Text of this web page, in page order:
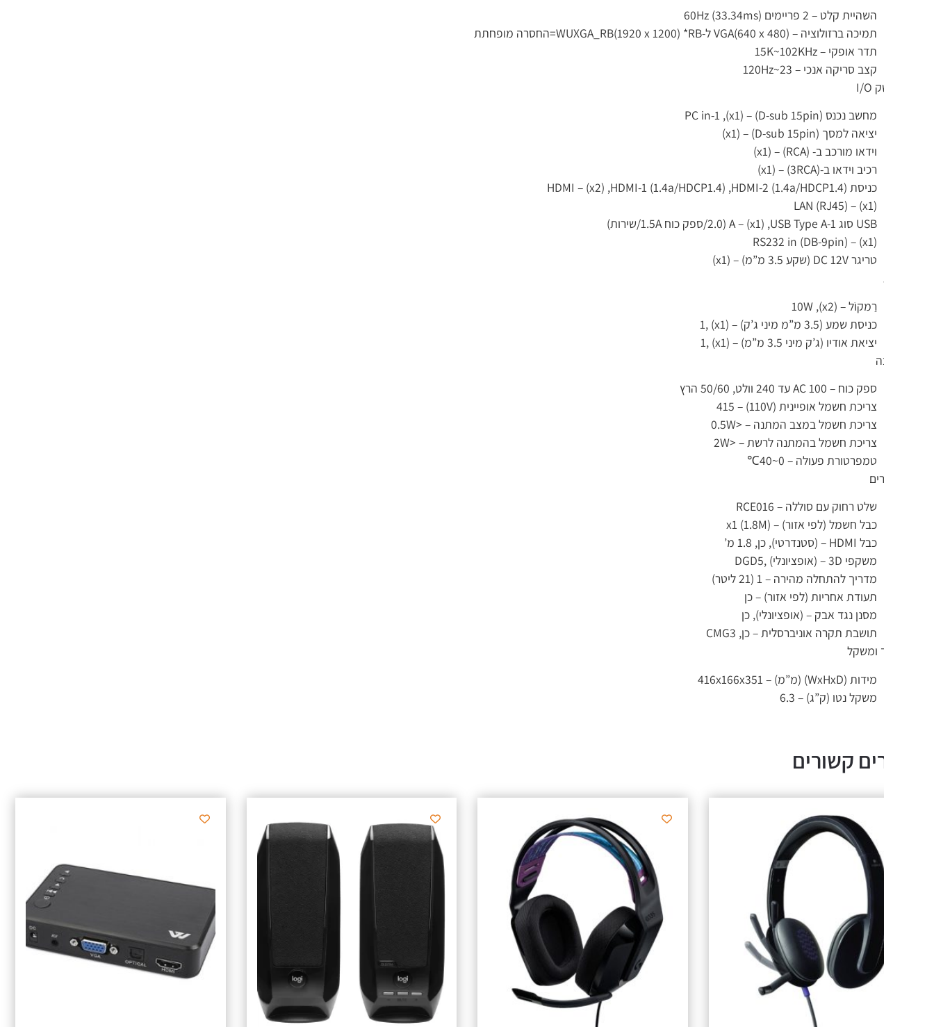
השהיית קלט – 2 פריימים (33.34ms) 60Hz
תמיכה ברזולוציה – VGA(640 x 480) ל-WUXGA_RB(1920 x 1200) *RB=החסרה מופחתת
תדר אופקי – 15K~102KHz
קצב סריקה אנכי – 23~120Hz
מחשב נכנס (D-sub 15pin) – (x1), PC in-1
יציאה למסך (D-sub 15pin) – (x1)
וידאו מורכב ב- (RCA) – (x1)
רכיב וידאו ב-(3RCA) – (x1)
LAN (RJ45) – (x1)
RS232 in (DB-9pin) – (x1)
כניסת שמע (3.5 מ”מ מיני ג’ק) – (x1) ,1
יציאת אודיו (ג’ק מיני 3.5 מ”מ) – (x1) ,1
צריכת חשמל אופיינית (110V) – 415
צריכת חשמל במצב המתנה – <0.5W
צריכת חשמל בהמתנה לרשת – <2W
טמפרטורת פעולה – 0~40℃
שלט רחוק עם סוללה – RCE016
כבל חשמל (לפי אזור) – x1 (1.8M)
מדריך להתחלה מהירה – 1 (21 ליטר)
תעודת אחריות (לפי אזור) – כן
מסנן נגד אבק – (אופציונלי), כן
תושבת תקרה אוניברסלית – כן, CMG3
משקל נטו (ק”ג) – 6.3
קשורים